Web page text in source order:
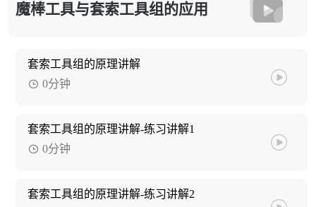
魔棒工具与套索工具组的应用
套索工具组的原理讲解
0分钟
套索工具组的原理讲解-练习讲解1
0分钟
套索工具组的原理讲解-练习讲解2